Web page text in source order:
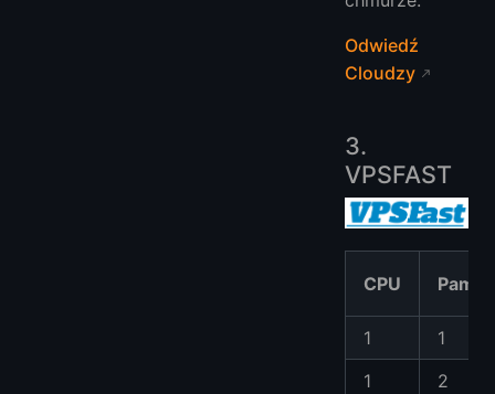
Odwiedź
Cloudzy
3.
VPSFAST
CPU
1
1
1
2